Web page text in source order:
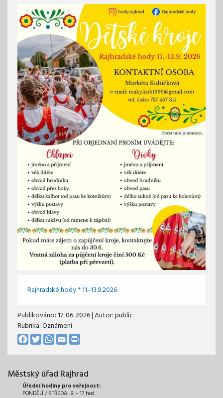
Rajhradské hody * 11.-13.9.2026
Publikováno:17. 06. 2026| Autor:public
Rubrika: Oznámení
Facebook
TwitterWhatsApp
Email
Městský úřad Rajhrad
Úřední hodiny pro veřejnost:
PONDĚLÍ / STŘEDA: 8 – 17 hod.